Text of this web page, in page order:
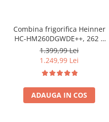
Combina frigorifica Heinner
HC-HM260DGWDE++, 262 l,
Clasa E, Dozator de apa,
Control electronic cu
termostat ajustabil, Lumina
cm, Gri antracit texturat
1.399,99 Lei
1.249,99 Lei
ADAUGA IN COS